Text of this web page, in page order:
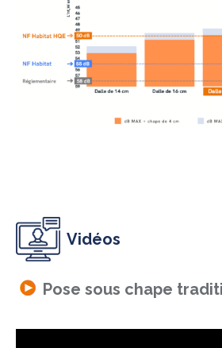
Vidéos
Pose sous chape